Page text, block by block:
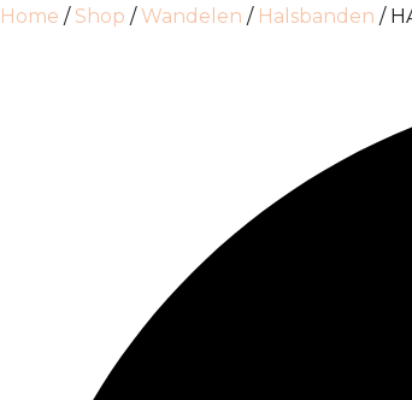
Home / Shop / Wandelen / Halsbanden /